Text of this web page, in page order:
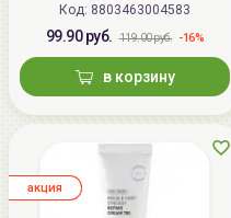
Код: 8803463004583
99.90 руб. 119.00 руб. -16%
в корзину
aкция